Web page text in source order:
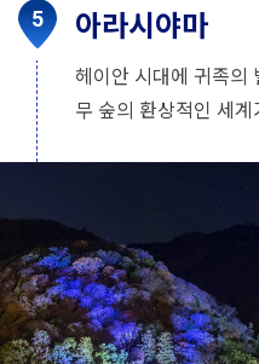
아라시야마
헤이안 시대에 귀족의
무 숲의 환상적인 세